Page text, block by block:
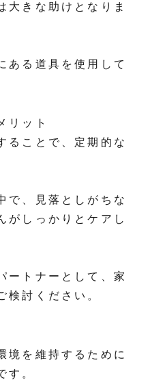
大きな助けとなりま
ある道具を使用して
リット
ることで、定期的な
で、見落としがちな
がしっかりとケアし
ートナーとして、家
検討ください。
境を維持するために
す。